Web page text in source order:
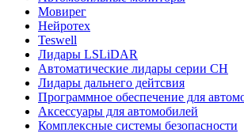
Мовирег
Нейротех
Teswell
Лидары LSLiDAR
Автоматические лидары серии CH
Лидары дальнего дейтсвия
Программное обеспечение для
Аксессуары для автомобилей
Комплексные системы безопасности